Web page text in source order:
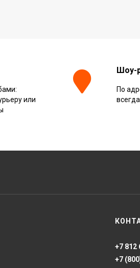
или
Шоу-
По
+7 812
+7